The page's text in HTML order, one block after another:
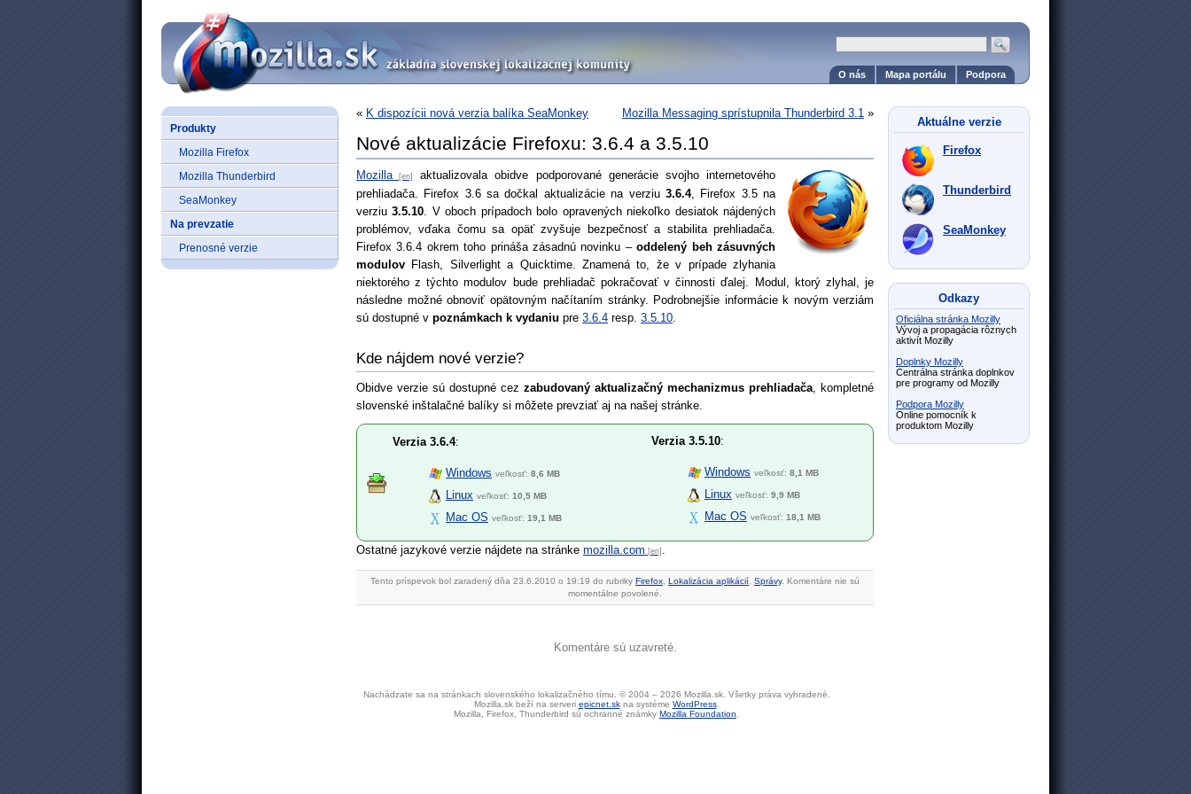
O nás Mapa portálu Podpora
Produkty
Mozilla Firefox
Mozilla Thunderbird
SeaMonkey
Na prevzatie
Prenosné verzie
Aktuálne verzie
Firefox
Thunderbird
SeaMonkey
Odkazy
Oficiálna stránka Mozilly
Vývoj a propagácia rôznych
aktivít Mozilly
Doplnky Mozilly
Centrálna stránka doplnkov
pre programy od Mozilly
Podpora Mozilly
Online pomocník k
produktom Mozilly
« K dispozícii nová verzia balíka SeaMonkey Mozilla Messaging sprístupnila Thunderbird 3.1 »
Nové aktualizácie Firefoxu: 3.6.4 a 3.5.10
Mozilla
aktualizovala obidve podporované generácie svojho internetového
prehliadača. Firefox 3.6 sa dočkal aktualizácie na verziu 3.6.4, Firefox 3.5 na
verziu3.5.10. V oboch prípadoch bolo opravených niekoľko desiatok nájdených
problémov, vďaka čomu sa opäť zvyšuje bezpečnosť a stabilita prehliadača.
Firefox 3.6.4 okrem toho prináša zásadnú novinku –oddelený beh zásuvných
modulov Flash, Silverlight a Quicktime. Znamená to, že v prípade zlyhania
niektorého z týchto modulov bude prehliadač pokračovať v činnosti ďalej. Modul, ktorý zlyhal, je
následne možné obnoviť opätovným načítaním stránky. Podrobnejšie informácie k novým verziám
sú dostupné v poznámkach k vydaniu pre 3.6.4 resp. 3.5.10.
Kde nájdem nové verzie?
Obidve verzie sú dostupné cez zabudovaný aktualizačný mechanizmus prehliadača, kompletné
slovenské inštalačné balíky si môžete prevziať aj na našej stránke.
Verzia 3.5.10:
Windows veľkosť: 8,1 MB
Linux veľkosť: 9,9 MB
Mac OS veľkosť: 18,1 MB
Verzia 3.6.4:
Windows veľkosť: 8,6 MB
Linux veľkosť: 10,5 MB
Mac OS veľkosť: 19,1 MB
Ostatné jazykové verzie nájdete na stránke mozilla.com .
Tento príspevok bol zaradený dňa 23.6.2010 o 19:19 do rubriky Firefox Lokalizácia aplikácií Správy. Komentáre nie sú
momentálne povolené.
Komentáre sú uzavreté.
Nachádzate sa na stránkach slovenského lokalizačného tímu. © 2004 – 2026 Mozilla.sk. Všetky práva vyhradené.
Mozilla.sk beží na serveri epicnet.skna systéme WordPress.
Mozilla, Firefox, Thunderbird sú ochranné známky Mozilla Foundation